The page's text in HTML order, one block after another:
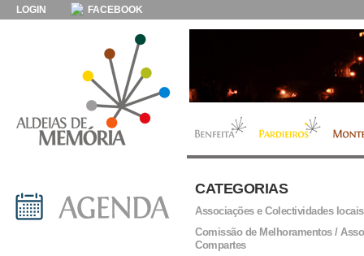
LOGIN FACEBOOK
CATEGORIAS
Associações e Colectividades locais
Comissão de Melhoramentos /
Compartes